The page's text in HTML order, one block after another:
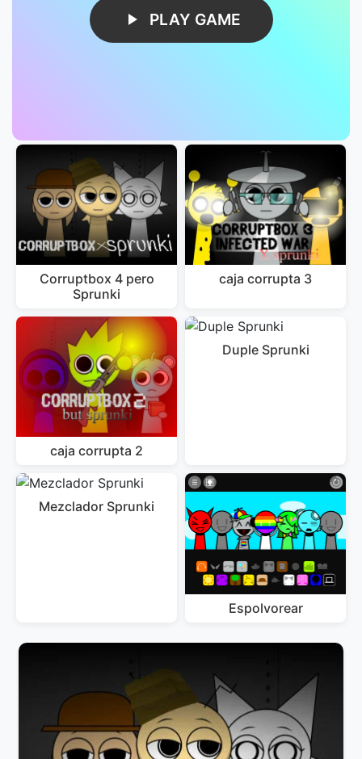
PLAY GAME
Corruptbox 4 pero
Sprunki
caja corrupta 3
caja corrupta 2
Duple Sprunki
Mezclador Sprunki
Espolvorear